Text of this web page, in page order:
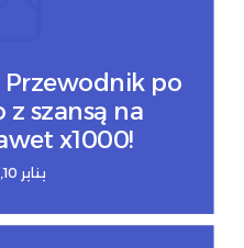
Przewodnik po
szansą na
x1000!
يناير 10, 2026